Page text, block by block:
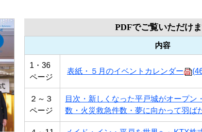
PDFでご覧いただけ
内容
1・36
ページ
表紙・５月のイベントカレンダー
２～３
ページ
目次・新しくなった平戸城がオープン
数・火災救急件数・夢に向かって羽ば